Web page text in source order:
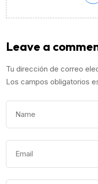
Leave a
Tu dirección de correo
Los campos obligatorios